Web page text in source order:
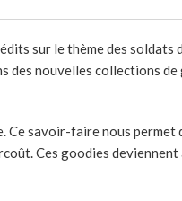
sur le thème des soldats
des nouvelles collections
savoir-faire nous permet
Ces goodies